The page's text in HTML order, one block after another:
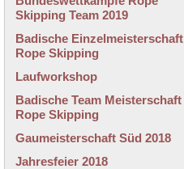
Skipping Team 2019
Badische Einzelmeisterschaft
Rope Skipping
Laufworkshop
Badische Team Meisterschaft
Rope Skipping
Gaumeisterschaft Süd 2018
Jahresfeier 2018